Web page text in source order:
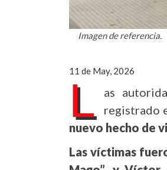
Imagen de referencia.
11 de May, 2026
L
as
registrado
nuevo hecho de
Las víctimas